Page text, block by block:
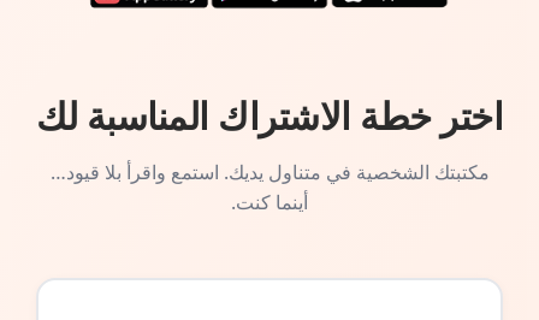
اختر خطة الاشتراك المناسبة لك
مكتبتك الشخصية في متناول يديك. استمع واقرأ بلا قيود…
أينما كنت.